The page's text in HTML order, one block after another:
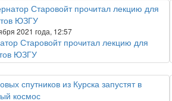
2021 года, 12:57
Старовойт прочитал лекцию для
ЮЗГУ